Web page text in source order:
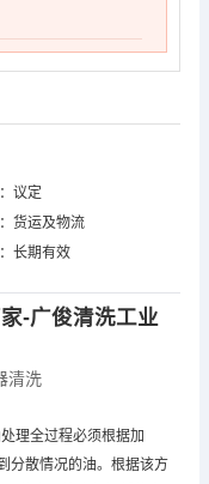
议定
货运及物流
长期有效
-广俊清洗工业
清洗
理全过程必须根据加
分散情况的油。根据该方